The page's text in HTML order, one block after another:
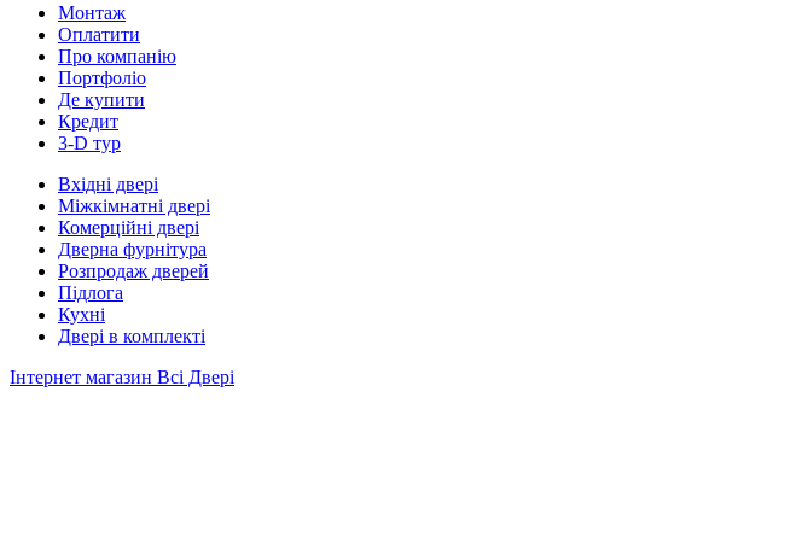
Монтаж
Оплатити
Про компанію
Портфоліо
Де купити
Кредит
3-D тур
Вхідні двері
Міжкімнатні двері
Комерційні двері
Дверна фурнітура
Розпродаж дверей
Підлога
Кухні
Двері в комплекті
Інтернет магазин Всі Двері